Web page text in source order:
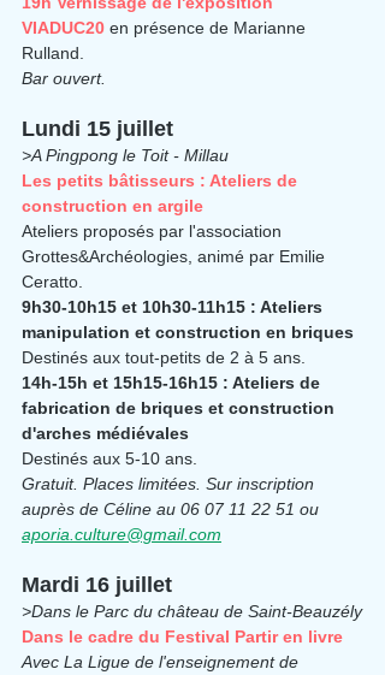
VIADUC20 en présence de Marianne
Rulland.
Bar ouvert.
Lundi 15 juillet
>A Pingpong le Toit - Millau
Les petits bâtisseurs : Ateliers de
construction en argile
Ateliers proposés par l'association
Grottes&Archéologies, animé par Emilie
Ceratto.
9h30-10h15 et 10h30-11h15 : Ateliers
manipulation et construction en briques
Destinés aux tout-petits de 2 à 5 ans.
14h-15h et 15h15-16h15 : Ateliers de
fabrication de briques et construction
d'arches médiévales
Destinés aux 5-10 ans.
Gratuit. Places limitées. Sur inscription
auprès de Céline au 06 07 11 22 51 ou
aporia.culture@gmail.com
Mardi 16 juillet
>Dans le Parc du château de Saint-Beauzély
Dans le cadre du Festival Partir en livre
Avec La Ligue de l'enseignement de